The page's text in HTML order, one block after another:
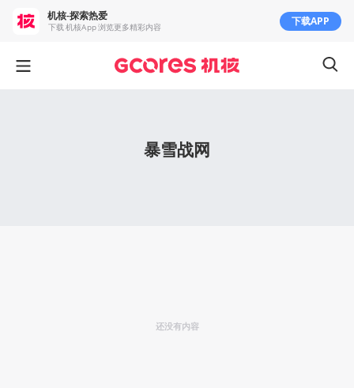
暴雪战网
还没有内容
机核-探索热爱
下载 机核App 浏览更多精彩内容 下载APP